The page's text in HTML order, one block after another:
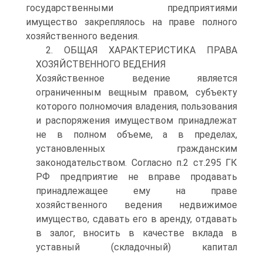
государственными предприятиями
имущество закреплялось на праве полного
хозяйственного ведения.
2. ОБЩАЯ ХАРАКТЕРИСТИКА ПРАВА
ХОЗЯЙСТВЕННОГО ВЕДЕНИЯ
Хозяйственное ведение является
ограниченным вещным правом, субъекту
которого полномочия владения, пользования
и распоряжения имуществом принадлежат
не в полном объеме, а в пределах,
установленных гражданским
законодательством. Согласно п.2 ст.295 ГК
РФ предприятие не вправе продавать
принадлежащее ему на праве
хозяйственного ведения недвижимое
имущество, сдавать его в аренду, отдавать
в залог, вносить в качестве вклада в
уставный (складочный) капитал